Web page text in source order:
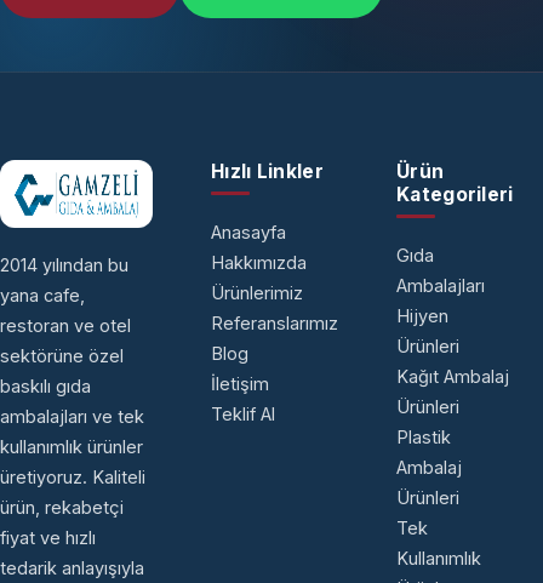
2014 yılından bu
yana cafe,
restoran ve otel
sektörüne özel
baskılı gıda
ambalajları ve tek
kullanımlık ürünler
üretiyoruz. Kaliteli
ürün, rekabetçi
fiyat ve hızlı
tedarik anlayışıyla
Hızlı Linkler
Anasayfa
Hakkımızda
Ürünlerimiz
Referanslarımız
Blog
İletişim
Teklif Al
Ürün
Kategorileri
Gıda
Ambalajları
Hijyen
Ürünleri
Kağıt Ambalaj
Ürünleri
Plastik
Ambalaj
Ürünleri
Tek
Kullanımlık